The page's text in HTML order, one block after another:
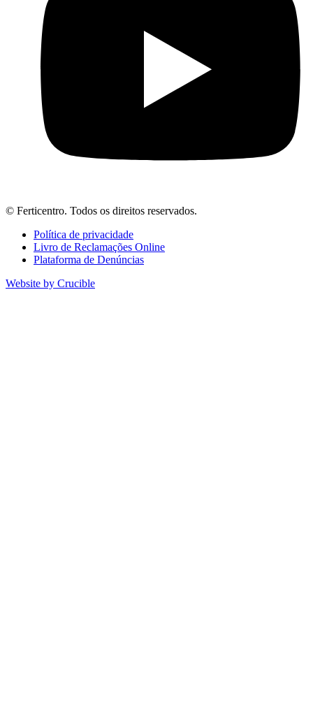
© Ferticentro. Todos os direitos reservados.
Política de privacidade
Livro de Reclamações Online
Plataforma de Denúncias
Website by Crucible